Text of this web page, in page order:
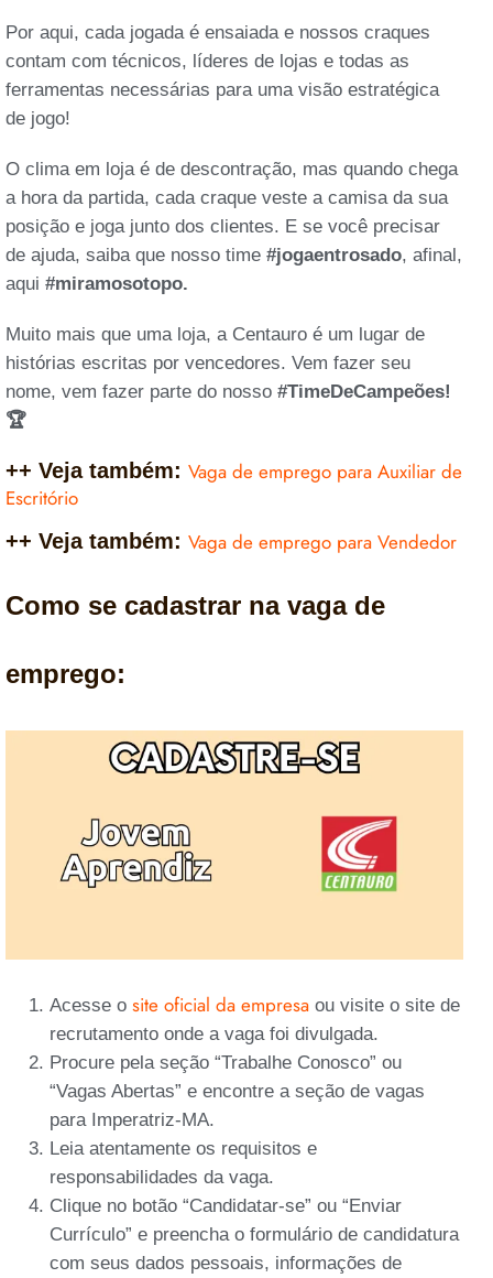
Por aqui, cada jogada é ensaiada e nossos craques
contam com técnicos, líderes de lojas e todas as
ferramentas necessárias para uma visão estratégica
de jogo!
O clima em loja é de descontração, mas quando chega
a hora da partida, cada craque veste a camisa da sua
posição e joga junto dos clientes. E se você precisar
de ajuda, saiba que nosso time #jogaentrosado, afinal,
aqui #miramosotopo.
Muito mais que uma loja, a Centauro é um lugar de
histórias escritas por vencedores. Vem fazer seu
nome, vem fazer parte do nosso #TimeDeCampeões!
🏆
++ Veja também: Vaga de emprego para Auxiliar de
Escritório
++ Veja também: Vaga de emprego para Vendedor
Como se cadastrar na vaga de
emprego:
Acesse o site oficial da empresa ou visite o site de
recrutamento onde a vaga foi divulgada.
Procure pela seção “Trabalhe Conosco” ou
“Vagas Abertas” e encontre a seção de vagas
para Imperatriz-MA.
Leia atentamente os requisitos e
responsabilidades da vaga.
Clique no botão “Candidatar-se” ou “Enviar
Currículo” e preencha o formulário de candidatura
com seus dados pessoais, informações de